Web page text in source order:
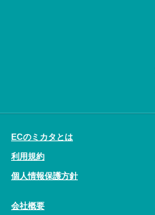
ECのミカタとは
利用規約
個人情報保護方針
会社概要